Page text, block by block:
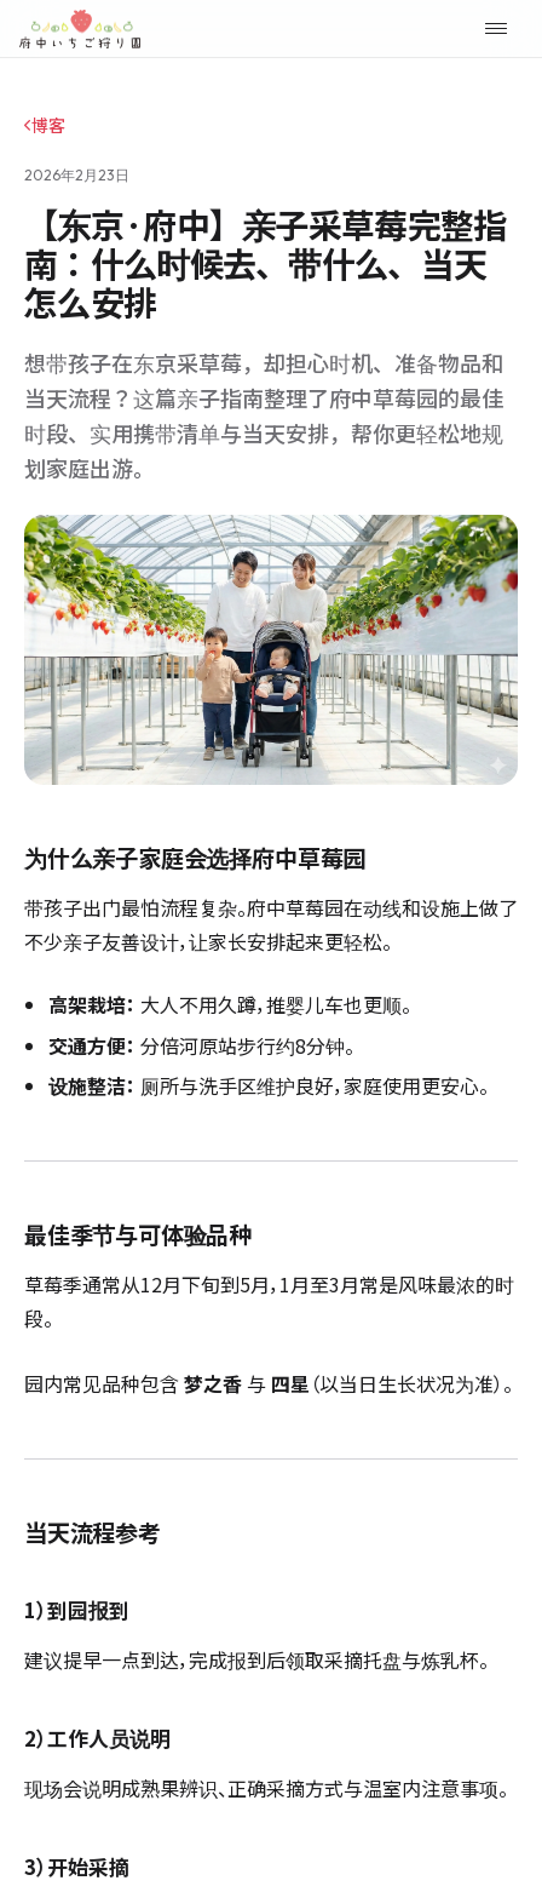
博客
2026年2月23日
【东京·府中】亲子采草莓完整指
南：什么时候去、带什么、当天
怎么安排
想带孩子在东京采草莓，却担心时机、准备物品和
当天流程？这篇亲子指南整理了府中草莓园的最佳
时段、实用携带清单与当天安排，帮你更轻松地规
划家庭出游。
为什么亲子家庭会选择府中草莓园
带孩子出门最怕流程复杂。府中草莓园在动线和设施上做了
不少亲子友善设计，让家长安排起来更轻松。
高架栽培： 大人不用久蹲，推婴儿车也更顺。
交通方便： 分倍河原站步行约8分钟。
设施整洁： 厕所与洗手区维护良好，家庭使用更安心。
最佳季节与可体验品种
草莓季通常从12月下旬到5月，1月至3月常是风味最浓的时
段。
园内常见品种包含 梦之香与 四星 （以当日生长状况为准）。
当天流程参考
1）到园报到
建议提早一点到达，完成报到后领取采摘托盘与炼乳杯。
2）工作人员说明
现场会说明成熟果辨识、正确采摘方式与温室内注意事项。
3）开始采摘